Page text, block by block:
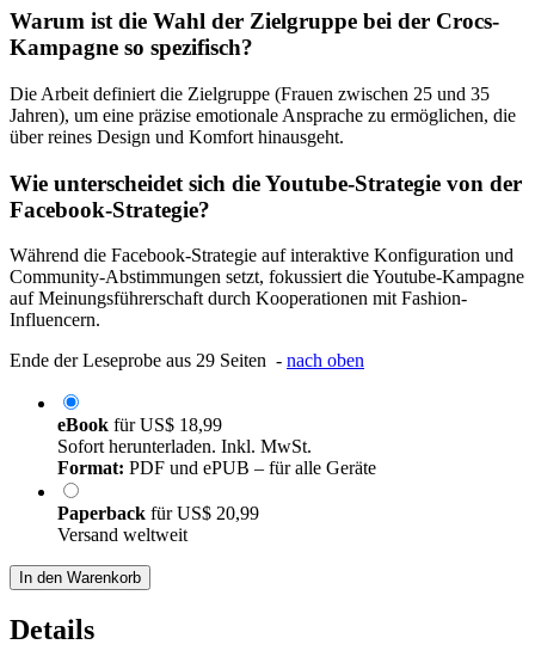
Warum ist die Wahl der Zielgruppe bei der Crocs-
Kampagne so spezifisch?
Die Arbeit definiert die Zielgruppe (Frauen zwischen 25 und 35
Jahren), um eine präzise emotionale Ansprache zu ermöglichen, die
über reines Design und Komfort hinausgeht.
Wie unterscheidet sich die Youtube-Strategie von der
Facebook-Strategie?
Während die Facebook-Strategie auf interaktive Konfiguration und
Community-Abstimmungen setzt, fokussiert die Youtube-Kampagne
auf Meinungsführerschaft durch Kooperationen mit Fashion-
Influencern.
Ende der Leseprobe aus 29 Seiten - nach oben
eBook fürUS$ 18,99
Sofort herunterladen. Inkl. MwSt.
Format: PDF und ePUB – für alle Geräte
Paperback fürUS$ 20,99
Versand weltweit
In den Warenkorb
Details